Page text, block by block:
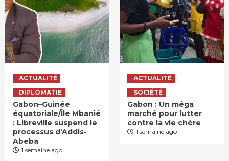
ACTUALITÉ
DIPLOMATIE
Gabon–Guinée
équatoriale/Île Mbanié
: Libreville suspend le
processus d’Addis-
Abeba
1 semaine ago
ACTUALITÉ
SOCIÉTÉ
Gabon : Un méga
marché pour lutter
contre la vie chère
1 semaine ago